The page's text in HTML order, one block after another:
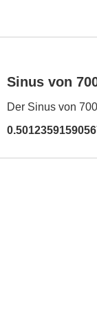
Sinus von
Der Sinus von